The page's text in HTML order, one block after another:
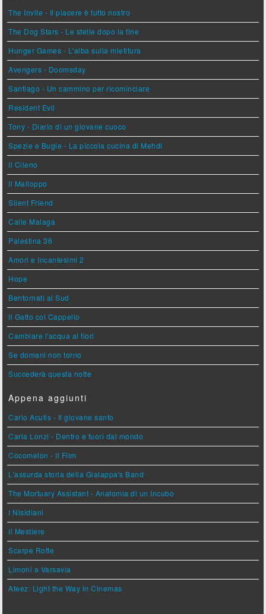
The Invite - Il piacere è tutto nostro
The Dog Stars - Le stelle dopo la fine
Hunger Games - L'alba sulla mietitura
Avengers - Doomsday
Santiago - Un cammino per ricominciare
Resident Evil
Tony - Diario di un giovane cuoco
Spezie e Bugie - La piccola cucina di Mehdi
Il Cileno
Il Malloppo
Silent Friend
Calle Malaga
Palestina 36
Amori e Incantesimi 2
Hope
Bentornati al Sud
Il Gatto col Cappello
Cambiare l'acqua ai fiori
Se domani non torno
Succederà questa notte
Appena aggiunti
Carlo Acutis - Il giovane santo
Carla Lonzi - Dentro e fuori dal mondo
Cocomelon - Il Film
L'assurda storia della Gialappa's Band
The Mortuary Assistant - Anatomia di un Incubo
I Nisidiani
Il Mestiere
Scarpe Rotte
Limoni a Varsavia
Ateez: Light the Way in Cinemas